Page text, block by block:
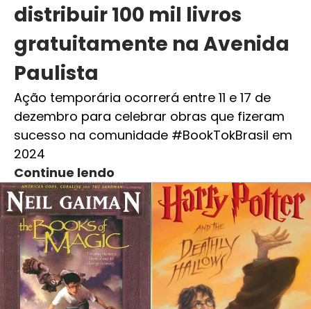
distribuir 100 mil livros
gratuitamente na Avenida
Paulista
Ação temporária ocorrerá entre 11 e 17 de
dezembro para celebrar obras que fizeram
sucesso na comunidade #BookTokBrasil em
2024
Continue lendo